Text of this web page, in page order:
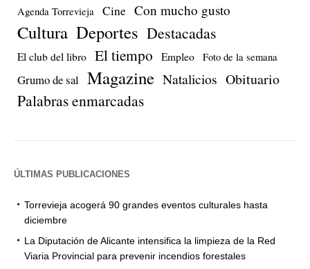
Agenda Torrevieja Cine Con mucho gusto
Cultura Deportes Destacadas
El club del libro El tiempo Empleo Foto de la semana
Grumo de sal Magazine Natalicios Obituario
Palabras enmarcadas
ÚLTIMAS PUBLICACIONES
Torrevieja acogerá 90 grandes eventos culturales hasta
diciembre
La Diputación de Alicante intensifica la limpieza de la Red
Viaria Provincial para prevenir incendios forestales